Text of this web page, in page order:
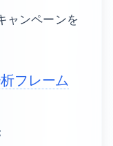
ャンペーンを
フレーム